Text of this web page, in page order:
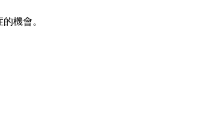
機會。